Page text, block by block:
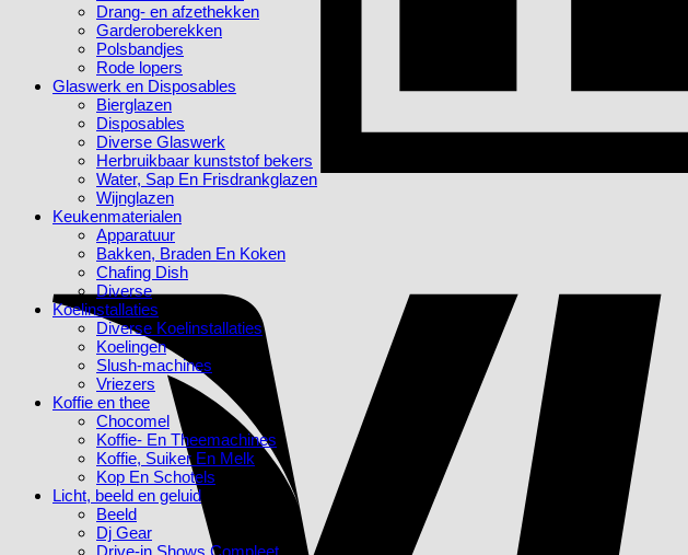
Drang- en afzethekken
Garderoberekken
Polsbandjes
Rode lopers
Glaswerk en Disposables
Bierglazen
Disposables
Diverse Glaswerk
Herbruikbaar kunststof bekers
Water, Sap En Frisdrankglazen
Wijnglazen
Keukenmaterialen
Apparatuur
Bakken, Braden En Koken
Chafing Dish
Diverse
Koelinstallaties
Diverse Koelinstallaties
Koelingen
Slush-machines
Vriezers
Koffie en thee
Chocomel
Koffie- En Theemachines
Koffie, Suiker En Melk
Kop En Schotels
Licht, beeld en geluid
Beeld
Dj Gear
Drive-in Shows Compleet